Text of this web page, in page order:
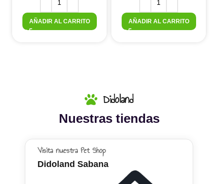
AÑADIR AL CARRITO AÑADIR AL CARRITO
Didoland
Nuestras tiendas
Visita nuestra Pet Shop
Didoland Sabana